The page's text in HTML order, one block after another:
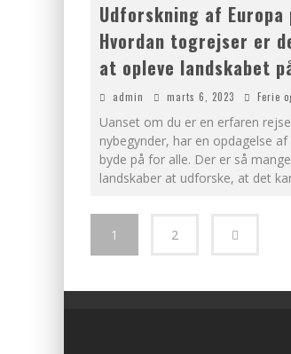
Udforskning af Europa
Hvordan togrejser er
at opleve landskabet
admin marts 6, 2023 Ferie
Uanset om du er en erfaren
nybegynder, har en opdagelse
byde på for alle. Der er så
landskaber at udforske, at det
1 2